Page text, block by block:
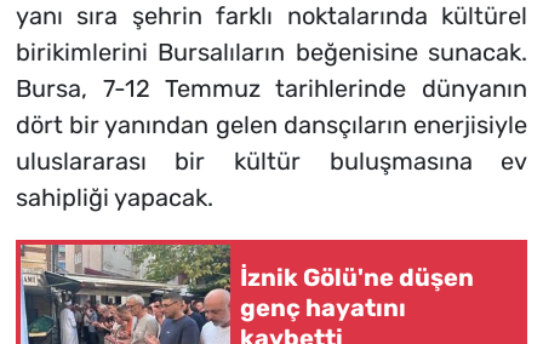
yanı sıra şehrin farklı noktalarında kültürel
birikimlerini Bursalıların beğenisine sunacak.
Bursa, 7-12 Temmuz tarihlerinde dünyanın
dört bir yanından gelen dansçıların enerjisiyle
uluslararası bir kültür buluşmasına ev
sahipliği yapacak.
İznik Gölü'ne düşen
genç hayatını
kaybetti